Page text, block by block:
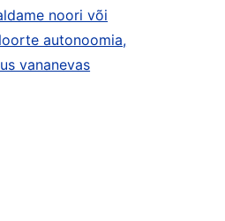
noori või
autonoomia,
vananevas